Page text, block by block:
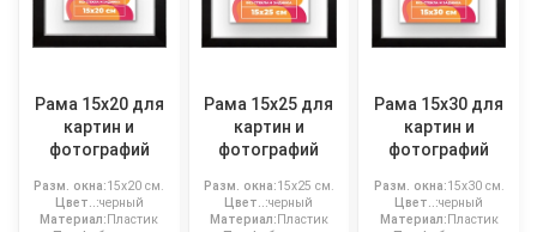
Рама 15x20 для
картин и
фотографий
Разм. окна:15x20 см.
Цвет..:черный
Материал:Пластик
Рама 15x25 для
картин и
фотографий
Разм. окна:15x25 см.
Цвет..:черный
Материал:Пластик
Рама 15x30 для
картин и
фотографий
Разм. окна:15x30 см.
Цвет..:черный
Материал:Пластик